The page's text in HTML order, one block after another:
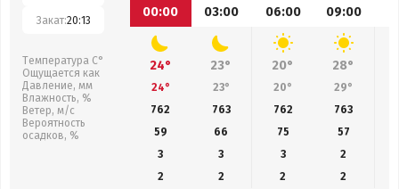
Закат:20:13
Температура С°
Ощущается как
Давление, мм
Влажность, %
Ветер, м/с
Вероятность
осадков, %
00:00
03:00 06:00 09:00
24° 23° 20° 28°
24° 23° 20° 29°
762
763 762 763
59
66 75 57
3
3 3
2
2
2 2 2